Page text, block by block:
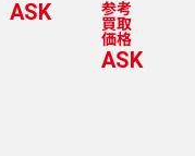
ASK 参考
買取
価格
ASK